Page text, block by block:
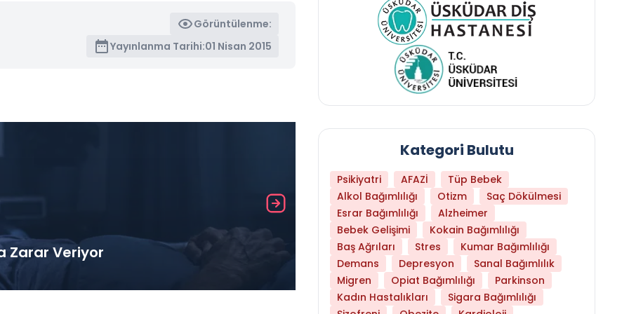
Görüntülenme:
Yayınlanma Tarihi:01 Nisan 2015
Zarar Veriyor Libido Yüksekliği
Kategori Bulutu
Psikiyatri AFAZİ
Tüp Bebek
Alkol Bağımlılığı
Otizm
Saç Dökülmesi
Esrar Bağımlılığı
Alzheimer
Bebek Gelişimi
Kokain Bağımlılığı
Baş Ağrıları
Stres
Kumar Bağımlılığı
Demans
Depresyon
Sanal Bağımlılık
Migren
Opiat Bağımlılığı
Parkinson
Kadın Hastalıkları
Sigara Bağımlılığı